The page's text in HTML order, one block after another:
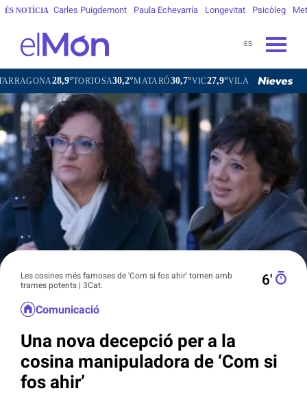
ÉS NOTÍCIA Carles Puigdemont Paula Echevarría Longevitat Psicòleg
ES
28,9°TORTOSA30,2°MATARÓ30,7°VIC27,9°VILAFRANCA DEL PENEDÈS
Les cosines més famoses de 'Com si fos ahir' tornen amb
trames potents | 3Cat.
6′
Comunicació
Una nova decepció per a la
cosina manipuladora de ‘Com si
fos ahir’